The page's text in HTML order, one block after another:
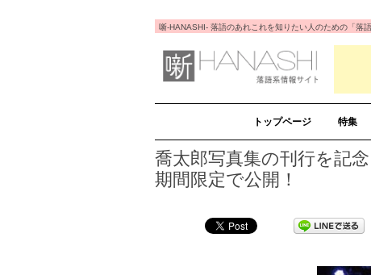
噺-HANASHI- 落語のあれこれを知りたい人のための「落
トップページ 特集
喬太郎写真集の刊行を記
期間限定で公開！